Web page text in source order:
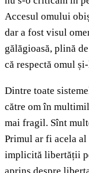
Accesul omului
dar a fost visul
gălăgioasă, plină
că respectă omul
Dintre toate
către om în
mai fragil. Sînt
Primul ar fi acela
implicită libertății